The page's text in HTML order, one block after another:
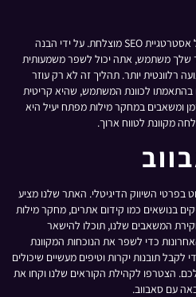
מחקר מילות מפתח הוא חלק חיוני בכל אסטרטגיית SEO מוצלחת. על ידי הבנה
שלך משתמש, אתה יכול לשפר משמעותית
רלוונטית יותר. תהליך זה לא רק עוזר
בהתאמתו לכוונת המשתמש, שהיא קריטית
ומשאבים במחקר מילות מפתח יעיל היא
מקוונת לטווח ארוך.
בפרטי השיווק הדיגיטלי. האתר שלנו מציע
בנושאים כמו קידום אתרים, מחקר מילות
המשאבים שלנו, תוכלו להישאר
כדי לשפר את הנוכחות המקוונת
לקבל תובנות יקרות וטיפים מעשיים שיכולים
הצטרפו לקהילת הקוראים שלנו וקחו את
עם סאבווב.